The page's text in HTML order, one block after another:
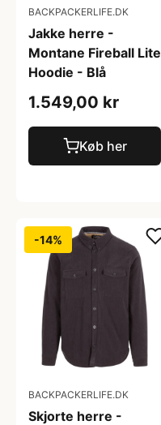
BACKPACKERLIFE.DK
Jakke herre -
Montane Fireball Lite
Hoodie - Blå
1.549,00 kr
Køb her
-14%
BACKPACKERLIFE.DK
Skjorte herre -